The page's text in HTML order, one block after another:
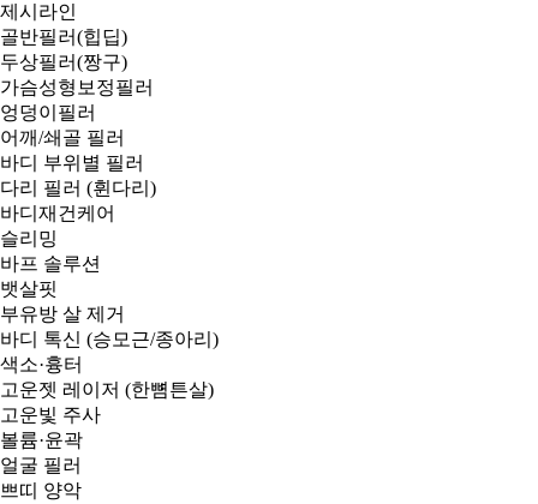
제시라인
골반필러(힙딥)
두상필러(짱구)
가슴성형보정필러
엉덩이필러
어깨/쇄골 필러
바디 부위별 필러
다리 필러 (휜다리)
바디재건케어
슬리밍
바프 솔루션
뱃살핏
부유방 살 제거
바디 톡신 (승모근/종아리)
색소·흉터
고운젯 레이저 (한뼘튼살)
고운빛 주사
볼륨·윤곽
얼굴 필러
쁘띠 양악